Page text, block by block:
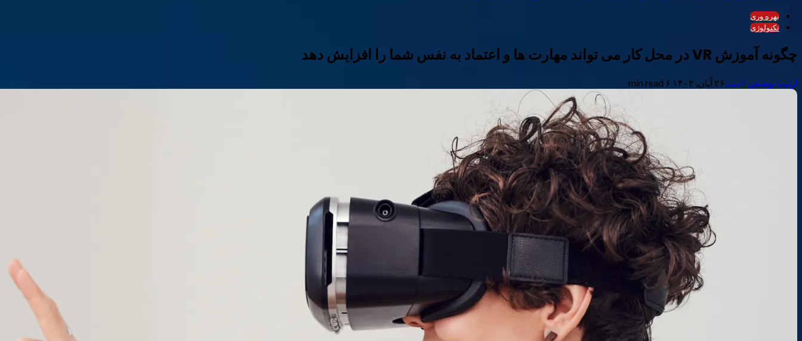
بهره وری
تکنولوژی
چگونه آموزش VR در محل کار می تواند مهارت ها و اعتماد به نفس شما را افزایش دهد
ارشیا یوسفی ادیب ۲۶ آبان, ۱۴۰۲ ۶ min read